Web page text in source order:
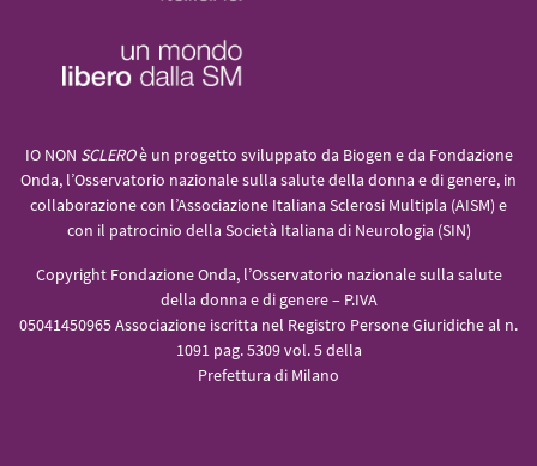
IO NON SCLEROè un progetto sviluppato da Biogen e da Fondazione
Onda, l’Osservatorio nazionale sulla salute della donna e di genere, in
collaborazione con l’Associazione Italiana Sclerosi Multipla (AISM) e
con il patrocinio della Società Italiana di Neurologia (SIN)
Copyright Fondazione Onda, l’Osservatorio nazionale sulla salute
della donna e di genere – P.IVA
05041450965 Associazione iscritta nel Registro Persone Giuridiche al n.
1091 pag. 5309 vol. 5 della
Prefettura di Milano